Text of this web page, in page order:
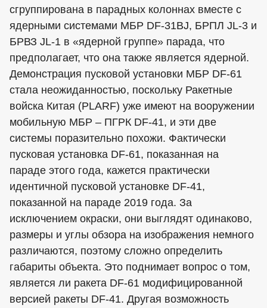
сгруппирована в парадных колоннах вместе с
ядерными системами МБР DF-31BJ, БРПЛ JL-3 и
БРВЗ JL-1 в «ядерной группе» парада, что
предполагает, что она также является ядерной.
Демонстрация пусковой установки МБР DF-61
стала неожиданностью, поскольку Ракетные
войска Китая (PLARF) уже имеют на вооружении
мобильную МБР – ПГРК DF-41, и эти две
системы поразительно похожи. Фактически
пусковая установка DF-61, показанная на
параде этого года, кажется практически
идентичной пусковой установке DF-41,
показанной на параде 2019 года. За
исключением окраски, они выглядят одинаково,
размеры и углы обзора на изображения немного
различаются, поэтому сложно определить
габариты объекта. Это поднимает вопрос о том,
является ли ракета DF-61 модифицированной
версией ракеты DF-41. Другая возможность